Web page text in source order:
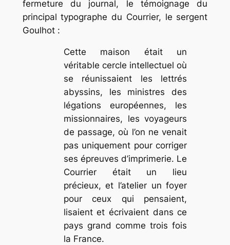
fermeture du journal, le témoignage du
principal typographe du Courrier, le sergent
Goulhot :
Cette maison était un
véritable cercle intellectuel où
se réunissaient les lettrés
abyssins, les ministres des
légations européennes, les
missionnaires, les voyageurs
de passage, où l’on ne venait
pas uniquement pour corriger
ses épreuves d’imprimerie. Le
Courrier était un lieu
précieux, et l’atelier un foyer
pour ceux qui pensaient,
lisaient et écrivaient dans ce
pays grand comme trois fois
la France.